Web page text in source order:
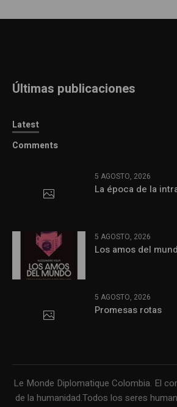
Últimas publicaciones
Latest
Comments
5 AGOSTO, 2026
La época de la
5 AGOSTO, 2026
Los amos del
5 AGOSTO, 2026
Promesas rotas
Le Monde Diplomatique Colombia. El
de la humanidad.Todos los seres